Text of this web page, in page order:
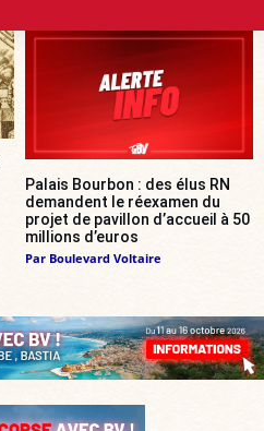
Palais Bourbon : des élus RN
demandent le réexamen du
projet de pavillon d’accueil à 50
millions d’euros
Par Boulevard Voltaire